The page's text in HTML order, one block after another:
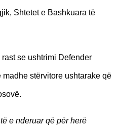
Shtetet e Bashkuara të
se ushtrimi Defender
stërvitore ushtarake që
e nderuar që për herë